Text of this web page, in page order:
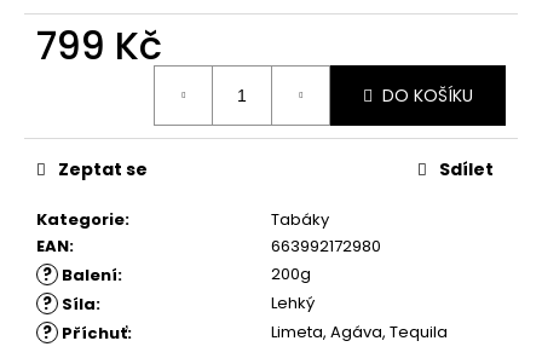
799 Kč
DO KOŠÍKU
Kategorie:
Tabáky
EAN: 663992172980
? Balení: 200g
? Síla: Lehký
? Příchuť: Limeta, Agáva, Tequila
Zeptat se Sdílet